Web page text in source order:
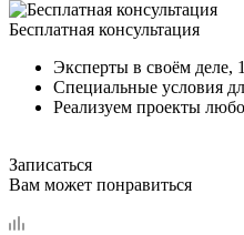
Бесплатная консультация
Эксперты в своём деле,
Специальные условия
Реализуем проекты
Записаться
Вам может понравиться